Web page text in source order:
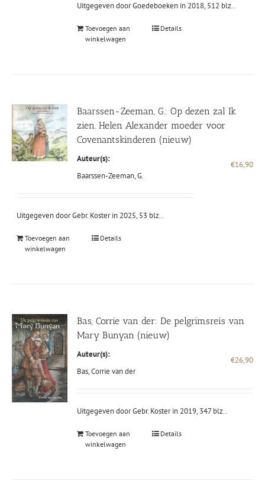
Uitgegeven door Goedeboeken in 2018, 512 blz..
Toevoegen aan
winkelwagen
Details
Baarssen-Zeeman, G.: Op dezen zal Ik
zien. Helen Alexander moeder voor
Covenantskinderen (nieuw)
Auteur(s):
Baarssen-Zeeman, G.
€16,90
Uitgegeven door Gebr. Koster in 2025, 53 blz..
Toevoegen aan
winkelwagen
Details
Bas, Corrie van der: De pelgrimsreis van
Mary Bunyan (nieuw)
Auteur(s):
Bas, Corrie van der
€26,90
Uitgegeven door Gebr. Koster in 2019, 347 blz..
Toevoegen aan
winkelwagen
Details